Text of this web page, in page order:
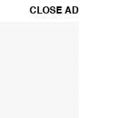
CLOSE AD